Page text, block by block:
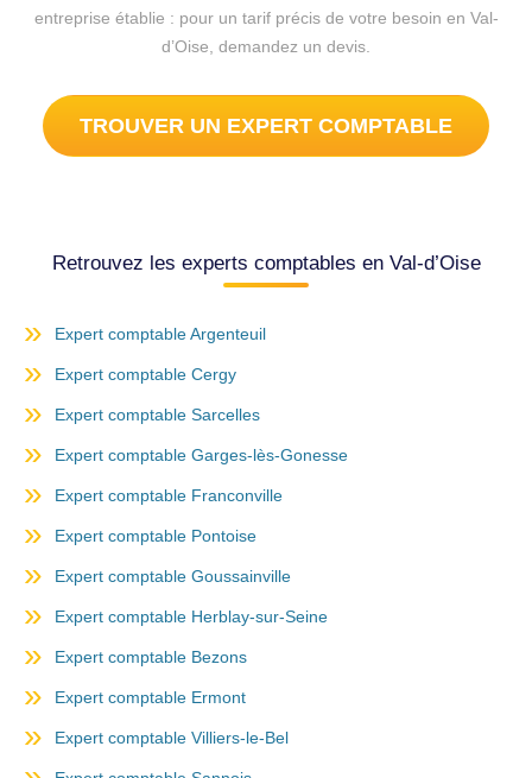
entreprise établie : pour un tarif précis de votre besoin en Val-
d’Oise, demandez un devis.
TROUVER UN EXPERT COMPTABLE
Retrouvez les experts comptables en Val-d’Oise
Expert comptable Argenteuil
Expert comptable Cergy
Expert comptable Sarcelles
Expert comptable Garges-lès-Gonesse
Expert comptable Franconville
Expert comptable Pontoise
Expert comptable Goussainville
Expert comptable Herblay-sur-Seine
Expert comptable Bezons
Expert comptable Ermont
Expert comptable Villiers-le-Bel